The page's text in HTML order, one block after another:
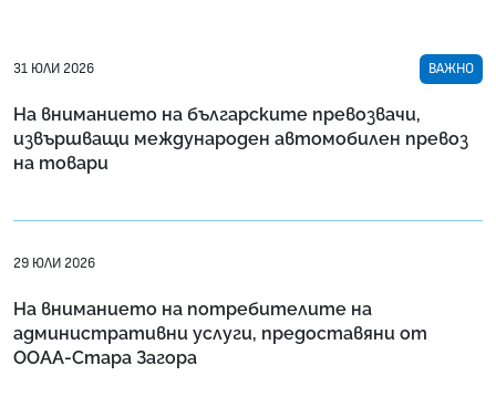
31 ЮЛИ 2026 ВАЖНО
На вниманието на българските превозвачи,
извършващи международен автомобилен превоз
на товари
29 ЮЛИ 2026
На вниманието на потребителите на
административни услуги, предоставяни от
ООАА-Стара Загора